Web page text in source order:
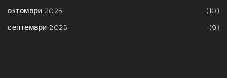
октомври 2025
(10)
септември 2025
(9)